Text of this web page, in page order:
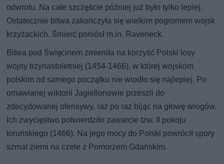
odwrotu. Na całe szczęście później już było tylko lepiej.
Ostatecznie bitwa zakończyła się wielkim pogromem wojsk
krzyżackich. Śmierć poniósł m.in. Raveneck.
Bitwa pod Święcinem zmieniła na korzyść Polski losy
wojny trzynastoletniej (1454-1466), w której wojskom
polskim od samego początku nie wiodło się najlepiej. Po
omawianej wiktorii Jagiellonowie przeszli do
zdecydowanej ofensywy, raz po raz bijąc na głowę wrogów.
Ich zwycięstwo potwierdziło zawarcie tzw. II pokoju
toruńskiego (1466). Na jego mocy do Polski powrócił spory
szmat ziemi na czele z Pomorzem Gdańskim.